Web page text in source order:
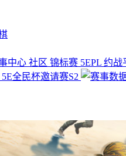
中心 社区 锦标赛 5EPL 约战
5E全民杯邀请赛S2